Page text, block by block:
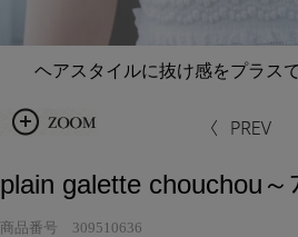
ヘアスタイルに抜け感をプラス
plain galette chouchou～ﾌ
商品番号 309510636